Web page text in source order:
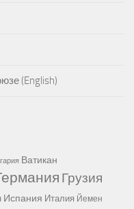
(English)
Ватикан
Грузия
Испания Италия Йемен